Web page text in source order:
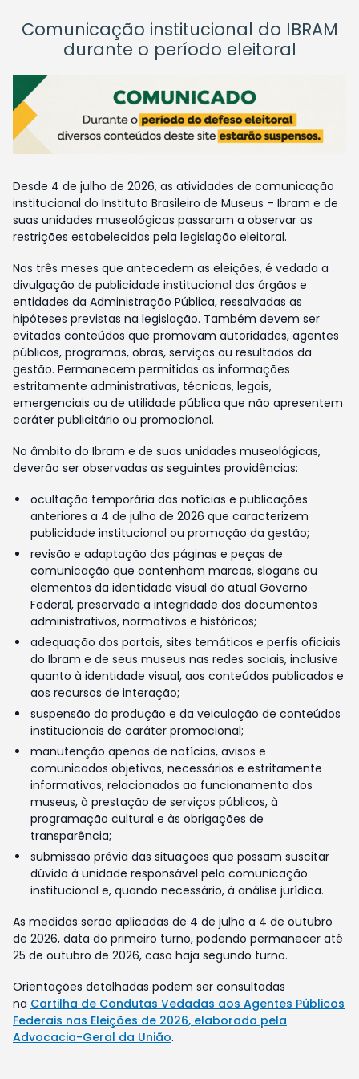
Comunicação institucional do IBRAM
durante o período eleitoral
Desde 4 de julho de 2026, as atividades de comunicação
institucional do Instituto Brasileiro de Museus – Ibram e de
suas unidades museológicas passaram a observar as
restrições estabelecidas pela legislação eleitoral.
Nos três meses que antecedem as eleições, é vedada a
divulgação de publicidade institucional dos órgãos e
entidades da Administração Pública, ressalvadas as
hipóteses previstas na legislação. Também devem ser
evitados conteúdos que promovam autoridades, agentes
públicos, programas, obras, serviços ou resultados da
gestão. Permanecem permitidas as informações
estritamente administrativas, técnicas, legais,
emergenciais ou de utilidade pública que não apresentem
caráter publicitário ou promocional.
No âmbito do Ibram e de suas unidades museológicas,
deverão ser observadas as seguintes providências:
ocultação temporária das notícias e publicações
anteriores a 4 de julho de 2026 que caracterizem
publicidade institucional ou promoção da gestão;
revisão e adaptação das páginas e peças de
comunicação que contenham marcas, slogans ou
elementos da identidade visual do atual Governo
Federal, preservada a integridade dos documentos
administrativos, normativos e históricos;
adequação dos portais, sites temáticos e perfis oficiais
do Ibram e de seus museus nas redes sociais, inclusive
quanto à identidade visual, aos conteúdos publicados e
aos recursos de interação;
suspensão da produção e da veiculação de conteúdos
institucionais de caráter promocional;
manutenção apenas de notícias, avisos e
comunicados objetivos, necessários e estritamente
informativos, relacionados ao funcionamento dos
museus, à prestação de serviços públicos, à
programação cultural e às obrigações de
transparência;
submissão prévia das situações que possam suscitar
dúvida à unidade responsável pela comunicação
institucional e, quando necessário, à análise jurídica.
As medidas serão aplicadas de 4 de julho a 4 de outubro
de 2026, data do primeiro turno, podendo permanecer até
25 de outubro de 2026, caso haja segundo turno.
Orientações detalhadas podem ser consultadas
na Cartilha de Condutas Vedadas aos Agentes Públicos
Federais nas Eleições de 2026, elaborada pela
Advocacia-Geral da União.